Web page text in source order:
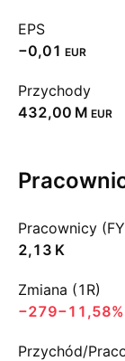
EPS
−0,01 EUR
Przychody
‪432,00 M‬ EUR
Pracownicy
‪2,13 K‬
Zmiana (1R)
−279−11,58%
Przychód/